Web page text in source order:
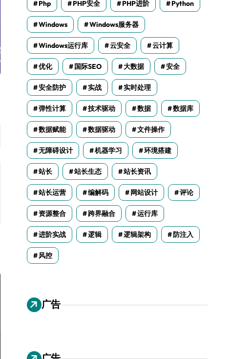
Php PHP安全 PHP进阶 Python
Windows Windows服务器
Windows运行库 云安全 云计算
优化 国际SEO 大数据 安全
安全防护 实战 实时处理
弹性计算 技术驱动 数据 数据库
数据赋能 数据驱动 文件操作
无障碍设计 机器学习 环境搭建
站长 站长生态 站长资讯
站长运营 编解码 网站设计 评论
资源整合 跨界融合 运行库
进阶实战 逻辑 逻辑架构 防注入
风控
广告